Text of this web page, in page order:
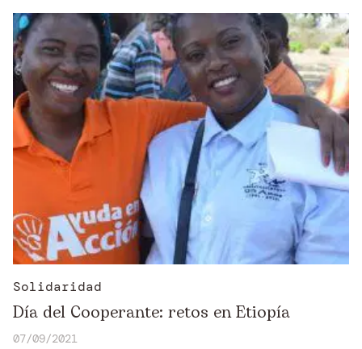
Solidaridad
Día del Cooperante: retos en Etiopía
07/09/2021